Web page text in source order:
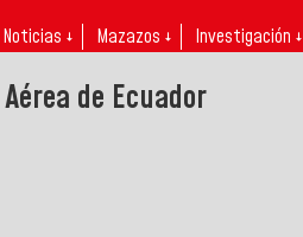
Noticias ↓ Mazazos ↓ Investigación ↓
de Ecuador